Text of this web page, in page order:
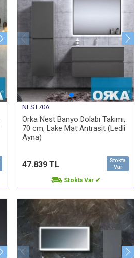
NEST70A
Orka Nest Banyo Dolabı Takımı,
70 cm, Lake Mat Antrasit (Ledli
Ayna)
Stokta
Var
47.839 TL
Stokta Var ✔